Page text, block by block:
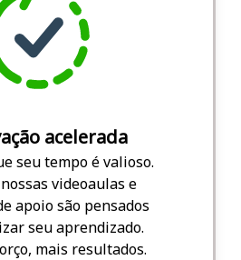
acelerada
seu tempo é valioso.
videoaulas e
apoio são pensados
seu aprendizado.
mais resultados.